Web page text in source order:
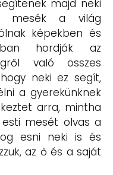
majd neki
a világ
képekben és
hordják az
való összes
neki ez segít,
a gyerekünknek
arra, mintha
esti mesét olvas a
esni neki is és
az ő és a saját